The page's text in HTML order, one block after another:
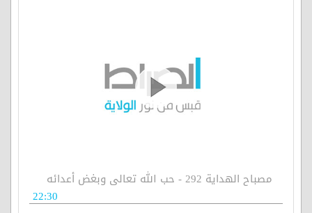
مصباح الهداية 292 - حب الله تعالى وبغض أعدائه
22:30